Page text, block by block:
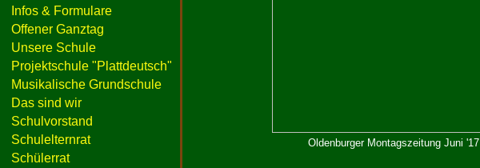
Infos & Formulare
Offener Ganztag
Unsere Schule
Projektschule "Plattdeutsch"
Musikalische Grundschule
Das sind wir
Schulvorstand
Schulelternrat
Schülerrat
Oldenburger Montagszeitung Juni '17